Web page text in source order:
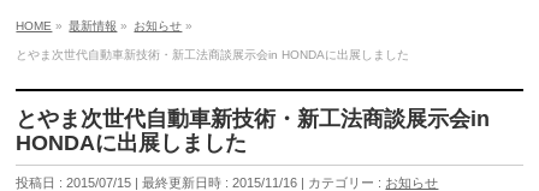
HOME » 最新情報 » お知らせ »
とやま次世代自動車新技術・新工法商談展示会in HONDAに出展しました
とやま次世代自動車新技術・新工法商談展示会in
HONDAに出展しました
投稿日 : 2015/07/15 最終更新日時 : 2015/11/16 カテゴリー : お知らせ